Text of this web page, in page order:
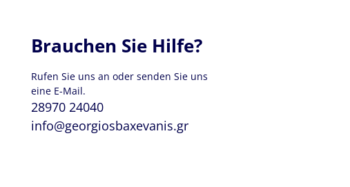
Brauchen Sie Hilfe?
Rufen Sie uns an oder senden Sie uns
eine E-Mail.
28970 24040
info@georgiosbaxevanis.gr